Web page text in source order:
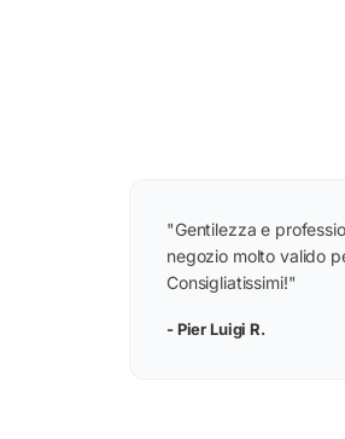
"Gentilezza e
negozio molto valido
Consigliatissimi!"
- Pier Luigi R.